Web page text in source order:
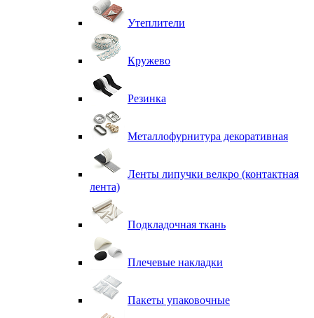
Утеплители
Кружево
Резинка
Металлофурнитура декоративная
Ленты липучки велкро (контактная
лента)
Подкладочная ткань
Плечевые накладки
Пакеты упаковочные